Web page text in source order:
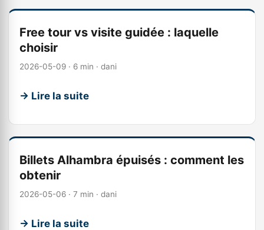
Free tour vs visite guidée : laquelle
choisir
2026-05-09 · 6 min · dani
→ Lire la suite
Billets Alhambra épuisés : comment les
obtenir
2026-05-06 · 7 min · dani
→ Lire la suite